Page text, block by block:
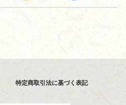
特定商取引法に基づく表記